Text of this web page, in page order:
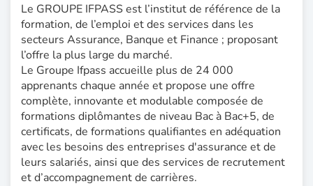
Le GROUPE IFPASS est l’institut de référence de la
formation, de l’emploi et des services dans les
secteurs Assurance, Banque et Finance ; proposant
l’offre la plus large du marché.
Le Groupe Ifpass accueille plus de 24 000
apprenants chaque année et propose une offre
complète, innovante et modulable composée de
formations diplômantes de niveau Bac à Bac+5, de
certificats, de formations qualifiantes en adéquation
avec les besoins des entreprises d'assurance et de
leurs salariés, ainsi que des services de recrutement
et d’accompagnement de carrières.